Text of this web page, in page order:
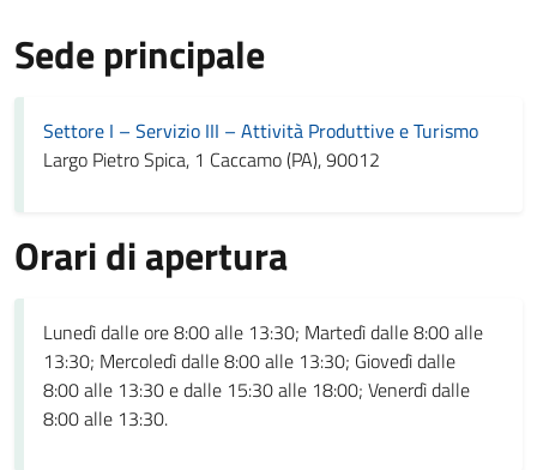
Sede principale
Settore I – Servizio III – Attività Produttive e Turismo
Largo Pietro Spica, 1 Caccamo (PA), 90012
Orari di apertura
Lunedì dalle ore 8:00 alle 13:30; Martedì dalle 8:00 alle
13:30; Mercoledì dalle 8:00 alle 13:30; Giovedì dalle
8:00 alle 13:30 e dalle 15:30 alle 18:00; Venerdì dalle
8:00 alle 13:30.